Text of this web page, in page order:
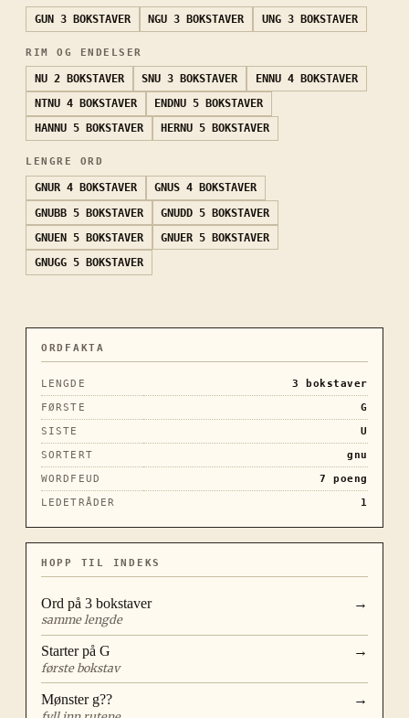
GUN 3 BOKSTAVER NGU 3 BOKSTAVER UNG 3 BOKSTAVER
RIM OG ENDELSER
NU 2 BOKSTAVER SNU 3 BOKSTAVER ENNU 4 BOKSTAVER
NTNU 4 BOKSTAVER ENDNU 5 BOKSTAVER
HANNU 5 BOKSTAVER HERNU 5 BOKSTAVER
LENGRE ORD
GNUR 4 BOKSTAVER GNUS 4 BOKSTAVER
GNUBB 5 BOKSTAVER GNUDD 5 BOKSTAVER
GNUEN 5 BOKSTAVER GNUER 5 BOKSTAVER
GNUGG 5 BOKSTAVER
ORDFAKTA
LENGDE 3
bokstaver
FØRSTE
G
SISTE
U
SORTERT
gnu
WORDFEUD
7
poeng
LEDETRÅDER
1
HOPP TIL INDEKS
Ord på 3 bokstaver
samme lengde
→
Starter på G
første bokstav
→
Mønster g?? →